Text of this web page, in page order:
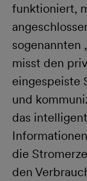
funktioniert,
sogenannten
misst den
eingespeiste
und
das
die
den